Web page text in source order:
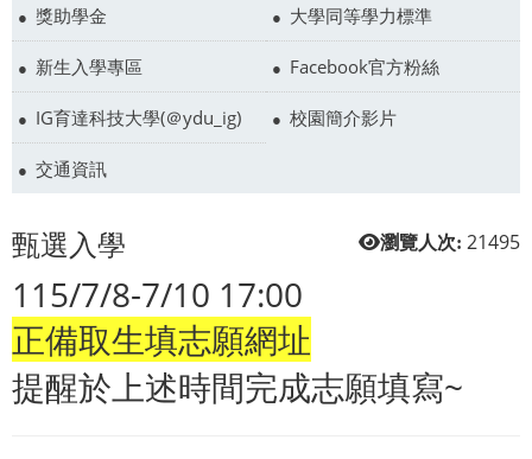
獎助學金 大學同等學力標準
新生入學專區 Facebook官方粉絲
IG育達科技大學(＠ydu_ig) 校園簡介影片
交通資訊
瀏覽人次: 21495
甄選入學
115/7/8-7/10 17:00
正備取生填志願網址
提醒於上述時間完成志願填寫~